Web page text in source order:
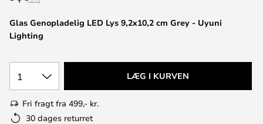
Glas Genopladelig LED Lys 9,2x10,2 cm Grey - Uyuni
Lighting
1 LÆG I KURVEN
Fri fragt fra 499,- kr.
30 dages returret